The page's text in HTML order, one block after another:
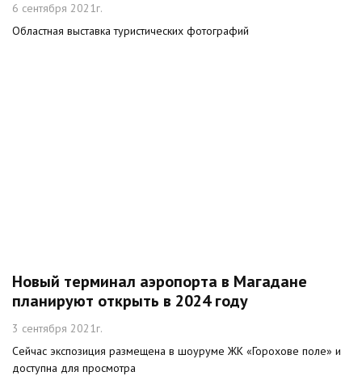
6 сентября 2021г.
Областная выставка туристических фотографий
Новый терминал аэропорта в Магадане
планируют открыть в 2024 году
3 сентября 2021г.
Сейчас экспозиция размещена в шоуруме ЖК «Горохове поле» и
доступна для просмотра